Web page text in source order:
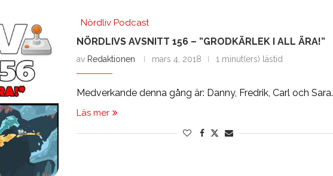
Nördliv Podcast
NÖRDLIVS AVSNITT 156 – ”GRODKÄRLEK I ALL ÄRA!”
av Redaktionen mars 4, 2018 1 minut(ers) lästid
Medverkande denna gång är: Danny, Fredrik, Carl och Sara.
Läs mer